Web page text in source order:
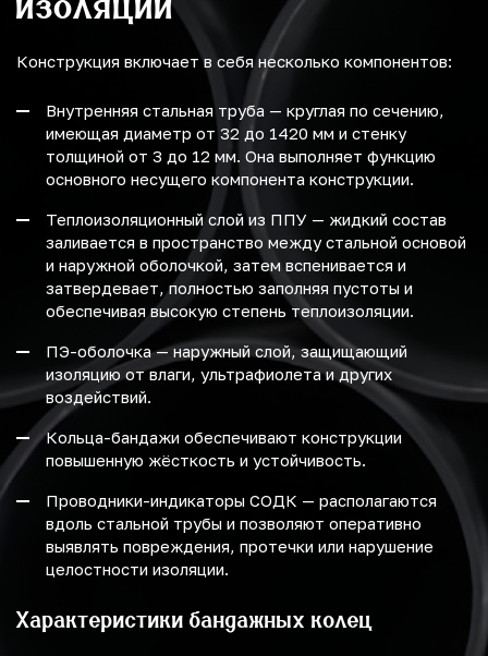
Конструкция включает в себя несколько компонентов:
Внутренняя стальная труба — круглая по сечению,
имеющая диаметр от 32 до 1420 мм и стенку
толщиной от 3 до 12 мм. Она выполняет функцию
основного несущего компонента конструкции.
Теплоизоляционный слой из ППУ — жидкий состав
заливается в пространство между стальной основой
и наружной оболочкой, затем вспенивается и
затвердевает, полностью заполняя пустоты и
обеспечивая высокую степень теплоизоляции.
ПЭ-оболочка — наружный слой, защищающий
изоляцию от влаги, ультрафиолета и других
воздействий.
Кольца-бандажи обеспечивают конструкции
повышенную жёсткость и устойчивость.
Проводники-индикаторы СОДК — располагаются
вдоль стальной трубы и позволяют оперативно
выявлять повреждения, протечки или нарушение
целостности изоляции.
Характеристики бандажных колец